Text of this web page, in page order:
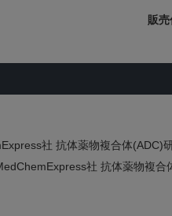
販
社 抗体薬物複合体(ADC)
社 抗体薬物複合